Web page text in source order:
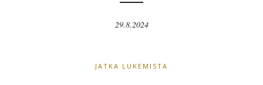
29.8.2024
JATKA LUKEMISTA